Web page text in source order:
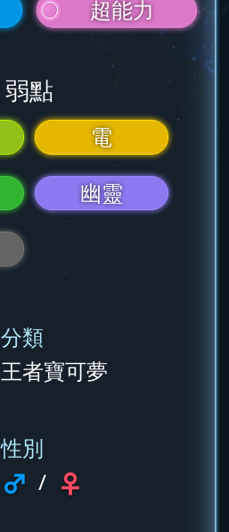
超能力
弱點
電
幽靈
分類
王者寶可夢
性別
/